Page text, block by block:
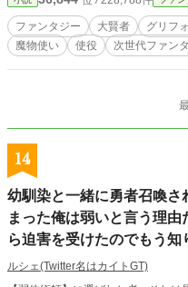
お話は非公
ファンタジー 大賢者 グリフ
魔物使い
使役 次世代ファン
14
幼馴染と一緒に勇者召喚さ
まった俺は弱いと言う理
ら迫害を受けたのでもう知
ルシェ(Twitter名はカイトGT)